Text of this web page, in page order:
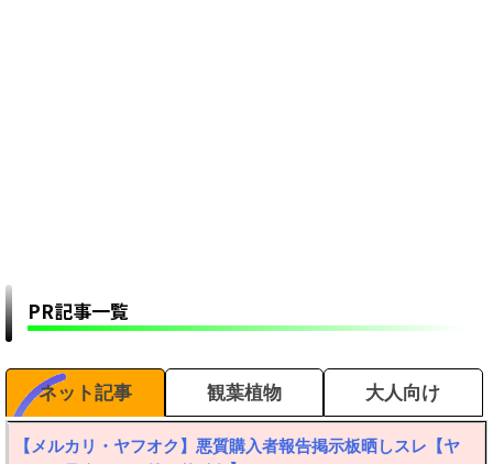
PR記事一覧
ネット記事 観葉植物 大人向け
【メルカリ・ヤフオク】悪質購入者報告掲示板晒しスレ【ヤ